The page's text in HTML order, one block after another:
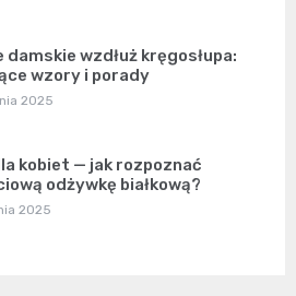
damskie wzdłuż kręgosłupa:
wzory i porady
2025
kobiet — jak rozpoznać
odżywkę białkową?
2025